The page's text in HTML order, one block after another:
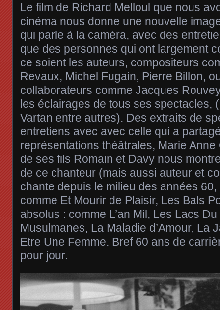
Le film de Richard Melloul que nous
cinéma nous donne une nouvelle
qui parle à la caméra, avec des
que des personnes qui ont largement
ce soient les auteurs, compositeurs
Revaux, Michel Fugain, Pierre Billon,
collaborateurs comme Jacques
les éclairages de tous ses spectacles,
Vartan entre autres). Des extraits de
entretiens avec avec celle qui a
représentations théâtrales, Marie
de ses fils Romain et Davy nous
de ce chanteur (mais aussi auteur et
chante depuis le milieu des années
comme Et Mourir de Plaisir, Les Bals
absolus : comme L’an Mil, Les Lacs
Musulmanes, La Maladie d’Amour, La
Etre Une Femme. Bref 60 ans de
pour jour.